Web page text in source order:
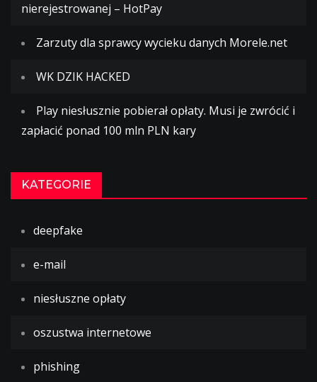
nierejestrowanej – HotPay
Zarzuty dla sprawcy wycieku danych Morele.net
WK DZIK HACKED
Play niesłusznie pobierał opłaty. Musi je zwrócić i
zapłacić ponad 100 mln PLN kary
KATEGORIE
deepfake
e-mail
niesłuszne opłaty
oszustwa internetowe
phishing